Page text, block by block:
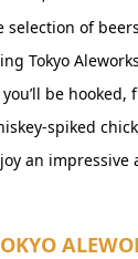
selection of
Tokyo
be
spiked
an impressive